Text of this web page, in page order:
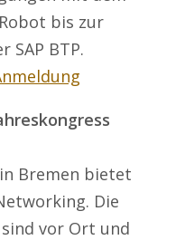
bis zur
SAP BTP.
in Bremen bietet
Die
vor Ort und